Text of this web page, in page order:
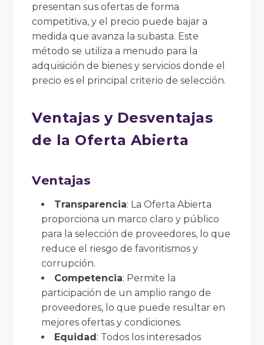
presentan sus ofertas de forma
competitiva, y el precio puede bajar a
medida que avanza la subasta. Este
método se utiliza a menudo para la
adquisición de bienes y servicios donde el
precio es el principal criterio de selección.
Ventajas y Desventajas
de la Oferta Abierta
Ventajas
Transparencia: La Oferta Abierta
proporciona un marco claro y público
para la selección de proveedores, lo que
reduce el riesgo de favoritismos y
corrupción.
Competencia: Permite la
participación de un amplio rango de
proveedores, lo que puede resultar en
mejores ofertas y condiciones.
Equidad: Todos los interesados